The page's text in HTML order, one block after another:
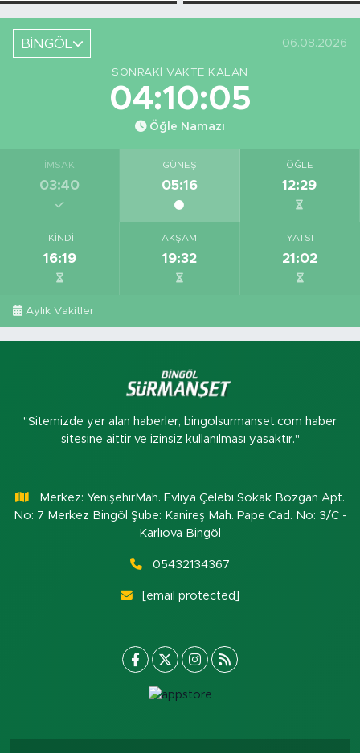
Başladı
Bingöl'deki O
BİNGÖL 06.08.2026
SONRAKI VAKTE KALAN
04:10:04
Öğle Namazı
İMSAK
03:40
GÜNEŞ
05:16
ÖĞLE
12:29
İKINDI
16:19
AKŞAM
19:32
YATSI
21:02
Aylık Vakitler
"Sitemizde yer alan haberler, bingolsurmanset.com haber
sitesine aittir ve izinsiz kullanılması yasaktır."
Merkez: YenişehirMah. Evliya Çelebi Sokak Bozgan Apt.
No: 7 Merkez Bingöl Şube: Kanireş Mah. Pape Cad. No: 3/C -
Karlıova Bingöl
05432134367
[email protected]